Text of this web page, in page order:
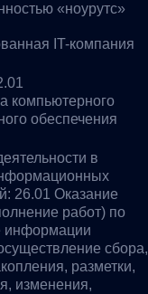
компьютерного
обеспечения
IT-компания
«ноурутс»
в
26.01 Оказание
работ) по
информации
сбора,
разметки,
изменения,